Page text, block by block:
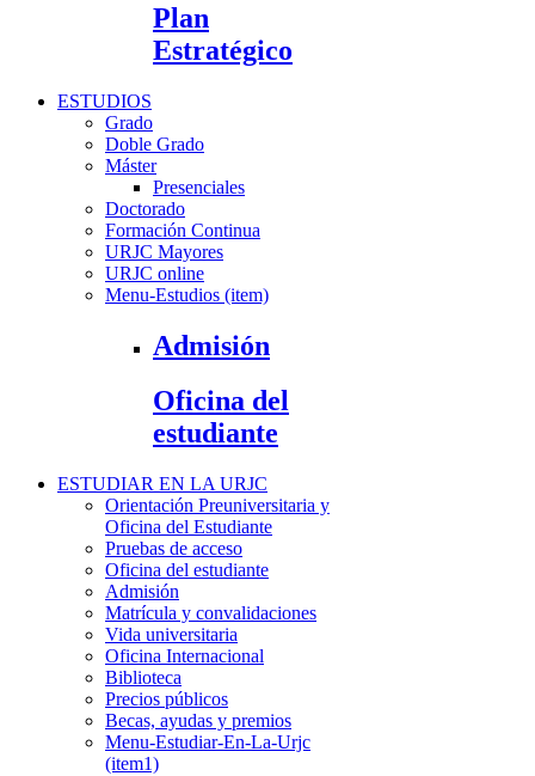
Plan
Estratégico
ESTUDIOS
Grado
Doble Grado
Máster
Presenciales
Doctorado
Formación Continua
URJC Mayores
URJC online
Menu-Estudios (item)
Admisión
Oficina del
estudiante
ESTUDIAR EN LA URJC
Orientación Preuniversitaria y
Oficina del Estudiante
Pruebas de acceso
Oficina del estudiante
Admisión
Matrícula y convalidaciones
Vida universitaria
Oficina Internacional
Biblioteca
Precios públicos
Becas, ayudas y premios
Menu-Estudiar-En-La-Urjc
(item1)